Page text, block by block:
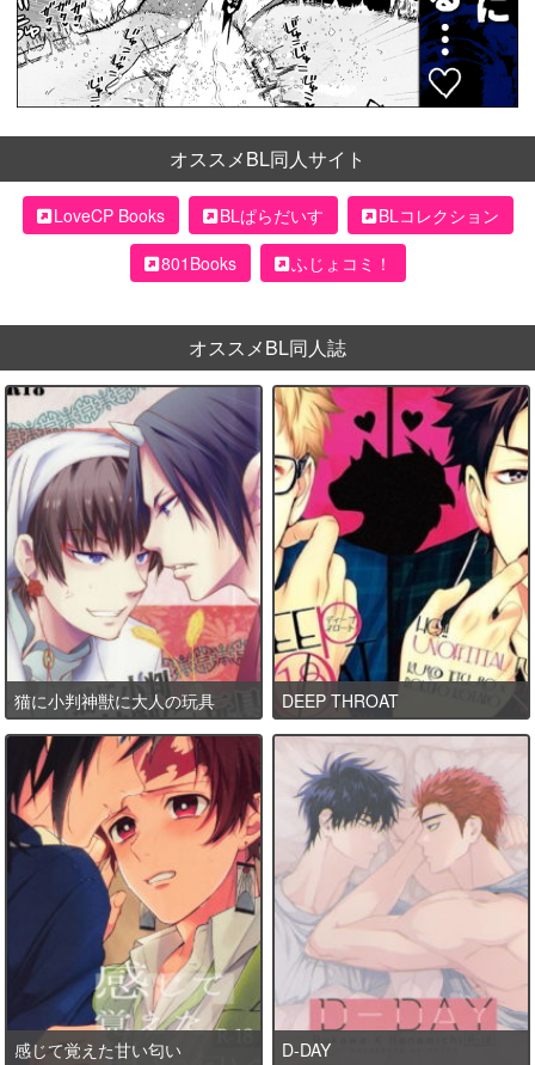
オススメBL同人サイト
LoveCP Books BLぱらだいす
BLコレクション
801Books
ふじょコミ！
オススメBL同人誌
猫に小判神獣に大人の玩具 DEEP THROAT
感じて覚えた甘い匂い D-DAY